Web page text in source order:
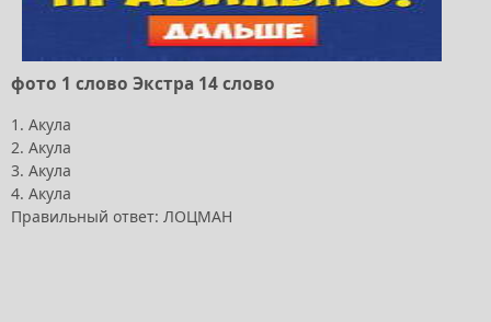
фото 1 слово Экстра 14 слово
1. Акула
2. Акула
3. Акула
4. Акула
Правильный ответ: ЛОЦМАН